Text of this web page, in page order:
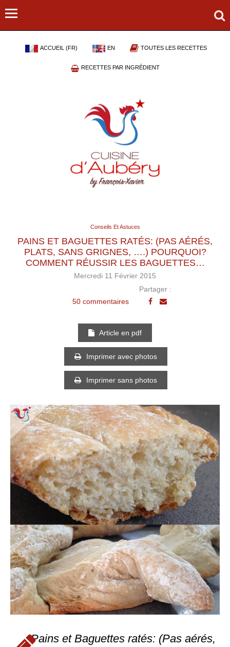
ACCUEIL (FR) EN TOUTES LES RECETTES
RECETTES PAR INGRÉDIENT
Conseils Et Astuces
PAINS ET BAGUETTES RATÉS: (PAS AÉRÉS,
PLATS, SANS GRIGNES, ….) POURQUOI?
COMMENT RÉUSSIR LES BAGUETTES…
Mercredi 11 Février 2015
50 commentaires
Partager :
Article en pdf
Imprimer avec photos
Imprimer sans photos
Pains et Baguettes ratés: (Pas aérés,